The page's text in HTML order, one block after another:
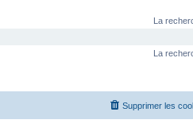
La
La
Supprimer les